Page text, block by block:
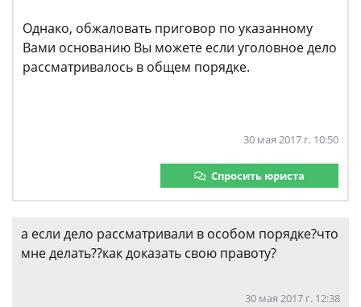
Однако, обжаловать приговор по указанному
Вами основанию Вы можете если уголовное дело
рассматривалось в общем порядке.
30 мая 2017 г. 10:50
Спросить юриста
а если дело рассматривали в особом порядке?что
мне делать??как доказать свою правоту?
30 мая 2017 г. 12:38